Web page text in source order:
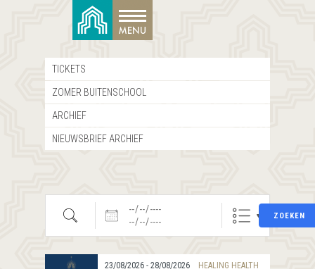
TICKETS
ZOMER BUITENSCHOOL
ARCHIEF
NIEUWSBRIEF ARCHIEF
Zoeken Datums ZOEKEN
23/08/2026 - 28/08/2026
HEALING HEALTH